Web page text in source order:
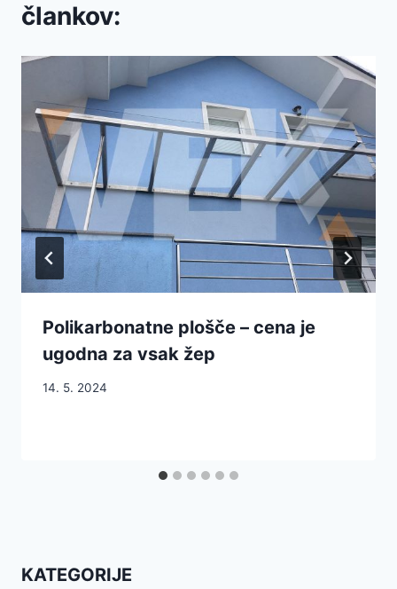
člankov:
Polikarbonatne plošče – cena je
ugodna za vsak žep
14. 5. 2024
KATEGORIJE